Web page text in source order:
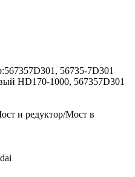
56735-7D301
HD170-1000, 567357D301
и редуктор/Мост в